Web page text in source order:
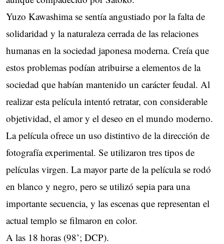
Yuzo Kawashima se sentía angustiado por la falta de
solidaridad y la naturaleza cerrada de las relaciones
humanas en la sociedad japonesa moderna. Creía que
estos problemas podían atribuirse a elementos de la
sociedad que habían mantenido un carácter feudal. Al
realizar esta película intentó retratar, con considerable
objetividad, el amor y el deseo en el mundo moderno.
La película ofrece un uso distintivo de la dirección de
fotografía experimental. Se utilizaron tres tipos de
películas virgen. La mayor parte de la película se rodó
en blanco y negro, pero se utilizó sepia para una
importante secuencia, y las escenas que representan el
actual templo se filmaron en color.
A las 18 horas (98’; DCP).